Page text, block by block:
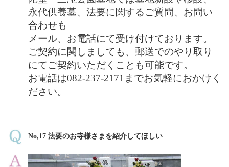
永代供養墓、法要に関するご質問、お問い
合わせも
メール、お電話にて受け付けております。
ご契約に関しましても、郵送でのやり取り
にてご契約いただくことも可能です。
お電話は082-237-2171までお気軽におかけく
ださい。
No,17 法要のお寺様さまを紹介してほしい